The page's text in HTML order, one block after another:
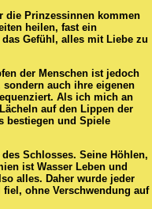
die Prinzessinnen kommen
heilen, fast ein
Gefühl, alles mit Liebe zu
der Menschen ist jedoch
auch ihre eigenen
Als ich mich an
auf den Lippen der
bestiegen und Spiele
Schlosses. Seine Höhlen,
ist Wasser Leben und
alles. Daher wurde jeder
ohne Verschwendung auf